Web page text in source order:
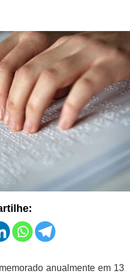
anualmente em 13